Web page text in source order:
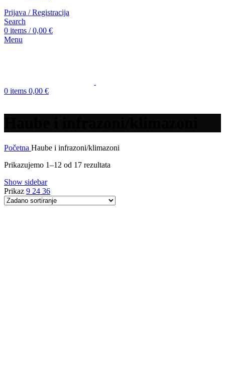
Prijava / Registracija
Search
0 items / 0,00 €
Menu
0 items 0,00 €
Početna Haube i infrazoni/klimazoni
Prikazujemo 1–12 od 17 rezultata
Show sidebar
Prikaz 9 24 36